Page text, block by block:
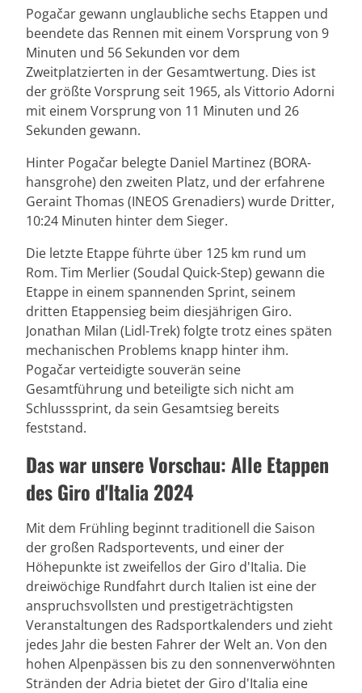
Pogačar gewann unglaubliche sechs Etappen und
beendete das Rennen mit einem Vorsprung von 9
Minuten und 56 Sekunden vor dem
Zweitplatzierten in der Gesamtwertung. Dies ist
der größte Vorsprung seit 1965, als Vittorio Adorni
mit einem Vorsprung von 11 Minuten und 26
Sekunden gewann.
Hinter Pogačar belegte Daniel Martinez (BORA-
hansgrohe) den zweiten Platz, und der erfahrene
Geraint Thomas (INEOS Grenadiers) wurde Dritter,
10:24 Minuten hinter dem Sieger.
Die letzte Etappe führte über 125 km rund um
Rom. Tim Merlier (Soudal Quick-Step) gewann die
Etappe in einem spannenden Sprint, seinem
dritten Etappensieg beim diesjährigen Giro.
Jonathan Milan (Lidl-Trek) folgte trotz eines späten
mechanischen Problems knapp hinter ihm.
Pogačar verteidigte souverän seine
Gesamtführung und beteiligte sich nicht am
Schlusssprint, da sein Gesamtsieg bereits
feststand.
Das war unsere Vorschau: Alle Etappen
des Giro d'Italia 2024
Mit dem Frühling beginnt traditionell die Saison
der großen Radsportevents, und einer der
Höhepunkte ist zweifellos der Giro d'Italia. Die
dreiwöchige Rundfahrt durch Italien ist eine der
anspruchsvollsten und prestigeträchtigsten
Veranstaltungen des Radsportkalenders und zieht
jedes Jahr die besten Fahrer der Welt an. Von den
hohen Alpenpässen bis zu den sonnenverwöhnten
Stränden der Adria bietet der Giro d'Italia eine